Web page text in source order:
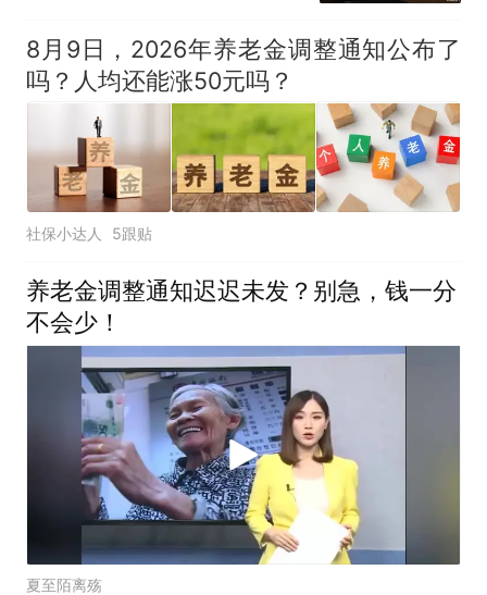
8月9日，2026年养老金调整通知公布了
吗？人均还能涨50元吗？
社保小达人 5跟贴
养老金调整通知迟迟未发？别急，钱一分
不会少！
夏至陌离殇